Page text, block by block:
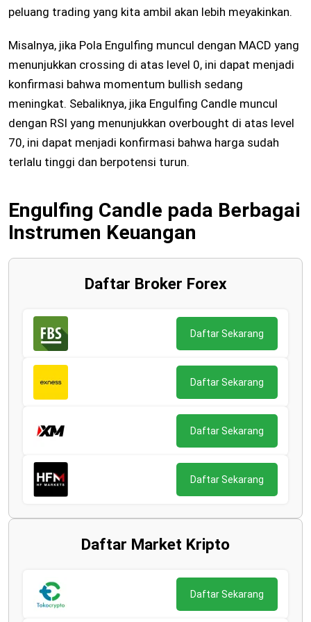
peluang trading yang kita ambil akan lebih meyakinkan.
Misalnya, jika Pola Engulfing muncul dengan MACD yang
menunjukkan crossing di atas level 0, ini dapat menjadi
konfirmasi bahwa momentum bullish sedang
meningkat. Sebaliknya, jika Engulfing Candle muncul
dengan RSI yang menunjukkan overbought di atas level
70, ini dapat menjadi konfirmasi bahwa harga sudah
terlalu tinggi dan berpotensi turun.
Engulfing Candle pada Berbagai
Instrumen Keuangan
Daftar Broker Forex
Daftar Sekarang
Daftar Sekarang
Daftar Sekarang
Daftar Sekarang
Daftar Market Kripto
Daftar Sekarang